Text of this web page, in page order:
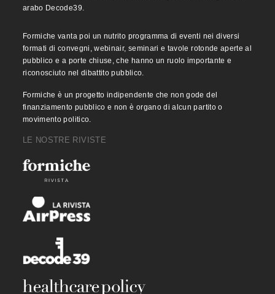
arabo Decode39.
Formiche vanta poi un nutrito programma di eventi nei diversi
formati di convegni, webinair, seminari e tavole rotonde aperte al
pubblico e a porte chiuse, che hanno un ruolo importante e
riconosciuto nel dibattito pubblico.
Formiche è un progetto indipendente che non gode del
finanziamento pubblico e non è organo di alcun partito o
movimento politico.
LE NOSTRE RIVISTE